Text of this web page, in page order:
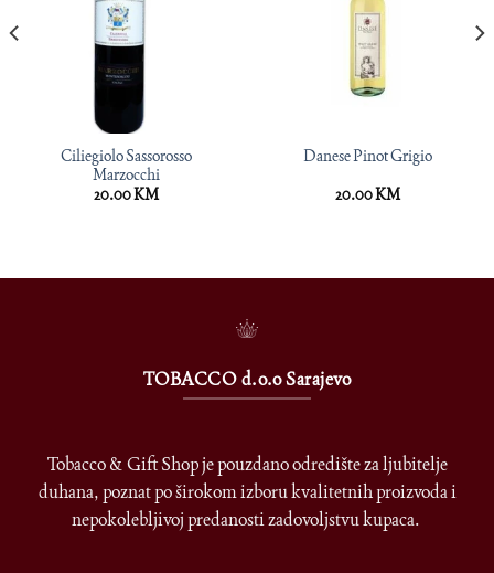
Ciliegiolo Sassorosso
Marzocchi
20.00KM
Danese Pinot Grigio
20.00KM
TOBACCO d.o.o Sarajevo
Tobacco & Gift Shop je pouzdano odredište za ljubitelje
duhana, poznat po širokom izboru kvalitetnih proizvoda i
nepokolebljivoj predanosti zadovoljstvu kupaca.